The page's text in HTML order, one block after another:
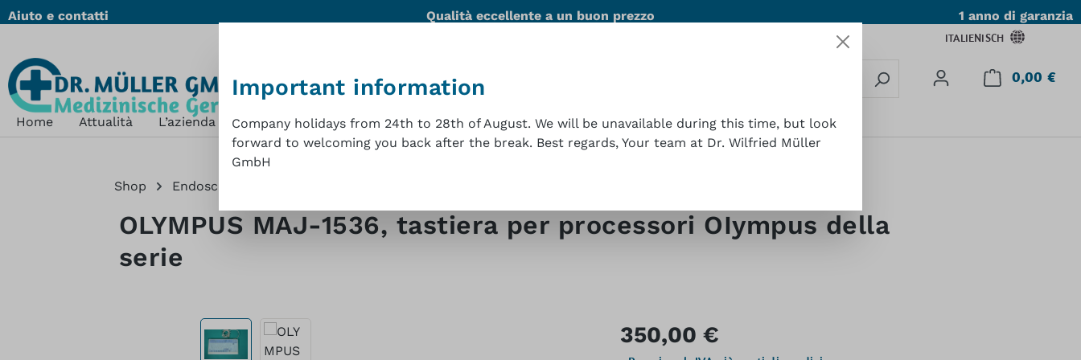
al contenuto principale
Salta alla ricerca
Passa alla navigazione principale
Aiuto e contatti Qualità eccellente a un buon prezzo 1 anno di garanzia
ITALIENISCH
0,00 €Il
Home Attualità L’azienda Shop Sostenibilità Team Referenze Assistenza tecnica Contatto
Shop Endoscopia-accessori
OLYMPUS MAJ-1536, tastiera per processori OIympus della
serie
Salta la galleria di immagini Prezzo normale:
350,00 €
Important information
Company holidays from 24th to 28th of August. We will be unavailable during this time, but look
forward to welcoming you back after the break. Best regards, Your team at Dr. Wilfried Müller
GmbH